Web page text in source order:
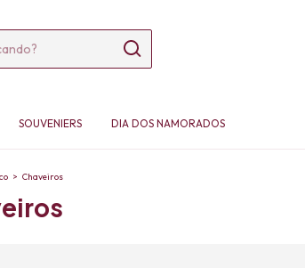
SOUVENIERS DIA DOS NAMORADOS
> Chaveiros